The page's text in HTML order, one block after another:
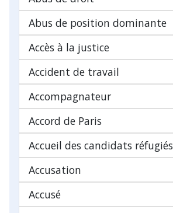
Abus de position dominante
Accès à la justice
Accident de travail
Accompagnateur
Accord de Paris
Accueil des candidats réfugiés
Accusation
Accusé